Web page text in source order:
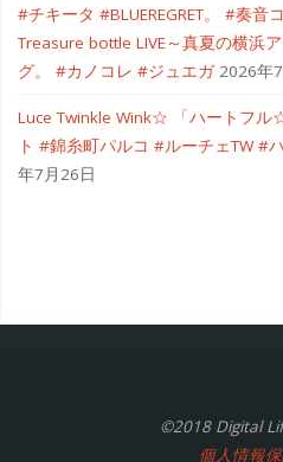
#チキータ #BLUEREGRET。 #奏
Treasure bottle LIVE～真夏の横浜
グ。 #カノコレ #ジュエガ 2026年
Luce Twinkle Wink☆ 「ハートフル
ト #錦糸町パルコ #ルーチェTW #
年7月26日
©2018 Digital
個人情報